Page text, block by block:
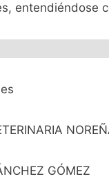
entendiéndose
GÓMEZ